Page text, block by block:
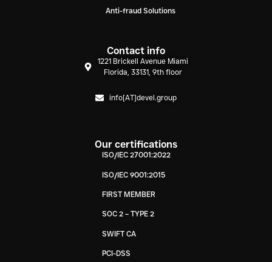
Anti-fraud Solutions
Contact info
1221 Brickell Avenue Miami
Florida, 33131, 9th floor
info[AT]devel.group
Our certifications
ISO/IEC 27001:2022
ISO/IEC 9001:2015
FIRST MEMBER
SOC 2 – TYPE 2
SWIFT CA
PCI-DSS